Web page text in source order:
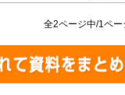
全2ページ中/1ペー